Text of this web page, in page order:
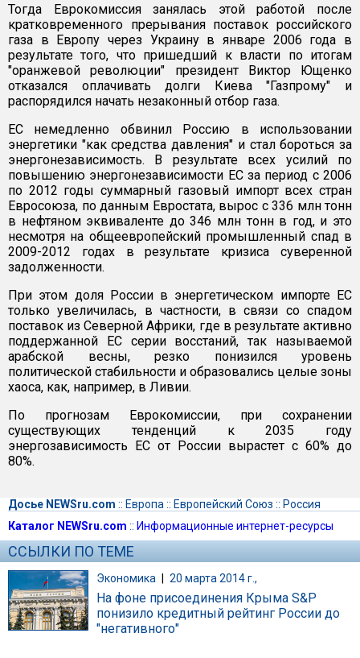
Тогда Еврокомиссия занялась этой работой после
кратковременного прерывания поставок российского
газа в Европу через Украину в январе 2006 года в
результате того, что пришедший к власти по итогам
"оранжевой революции" президент Виктор Ющенко
отказался оплачивать долги Киева "Газпрому" и
распорядился начать незаконный отбор газа.
ЕС немедленно обвинил Россию в использовании
энергетики "как средства давления" и стал бороться за
энергонезависимость. В результате всех усилий по
повышению энергонезависимости ЕС за период с 2006
по 2012 годы суммарный газовый импорт всех стран
Евросоюза, по данным Евростата, вырос с 336 млн тонн
в нефтяном эквиваленте до 346 млн тонн в год, и это
несмотря на общеевропейский промышленный спад в
2009-2012 годах в результате кризиса суверенной
задолженности.
При этом доля России в энергетическом импорте ЕС
только увеличилась, в частности, в связи со спадом
поставок из Северной Африки, где в результате активно
поддержанной ЕС серии восстаний, так называемой
арабской весны, резко понизился уровень
политической стабильности и образовались целые зоны
хаоса, как, например, в Ливии.
По прогнозам Еврокомиссии, при сохранении
существующих тенденций к 2035 году
энергозависимость ЕС от России вырастет с 60% до
80%.
Досье NEWSru.com :: Европа :: Европейский Союз :: Россия
Каталог NEWSru.com :: Информационные интернет-ресурсы
ССЫЛКИ ПО ТЕМЕ
Экономика | 20 марта 2014 г.,
На фоне присоединения Крыма S&P
понизило кредитный рейтинг России до
"негативного"